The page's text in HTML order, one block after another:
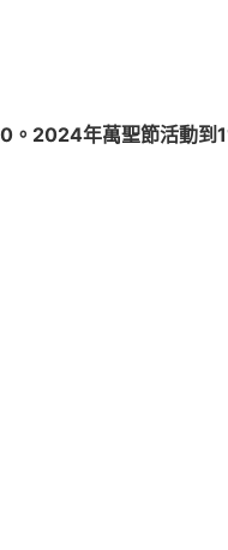
2024年萬聖節活動到